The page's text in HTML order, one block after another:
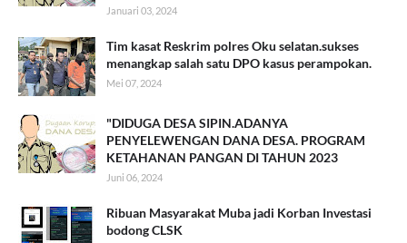
Januari 03, 2024
Tim kasat Reskrim polres Oku selatan.sukses
menangkap salah satu DPO kasus perampokan.
Mei 07, 2024
"DIDUGA DESA SIPIN.ADANYA
PENYELEWENGAN DANA DESA. PROGRAM
KETAHANAN PANGAN DI TAHUN 2023
Juni 06, 2024
Ribuan Masyarakat Muba jadi Korban Investasi
bodong CLSK